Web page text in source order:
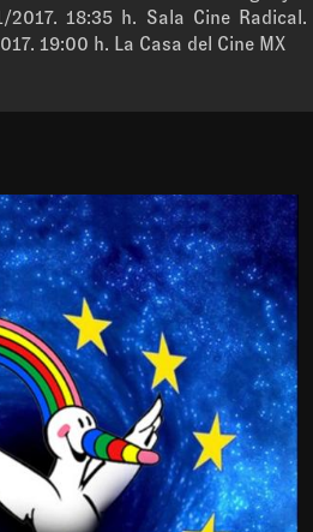
18:35 h. Sala Cine Radical.
19:00 h. La Casa del Cine MX